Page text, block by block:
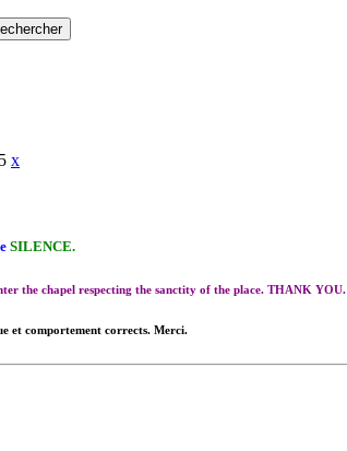
x
SILENCE.
the chapel respecting the sanctity of the place. THANK YOU.
et comportement corrects. Merci.